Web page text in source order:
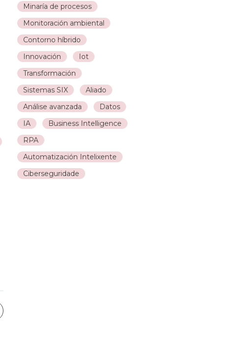
Minaría de procesos
Monitoración ambiental
Contorno híbrido
Innovación
Iot
Transformación
Sistemas SIX
Aliado
Análise avanzada
Datos
IA
Business Intelligence
RPA
Automatización Intelixente
Ciberseguridade